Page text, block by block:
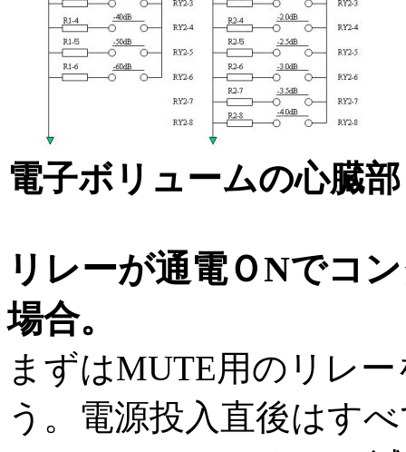
電子ボリュームの心臓
リレーが通電ＯNでコ
場合。
まずはMUTE用のリレ
う。電源投入直後はす